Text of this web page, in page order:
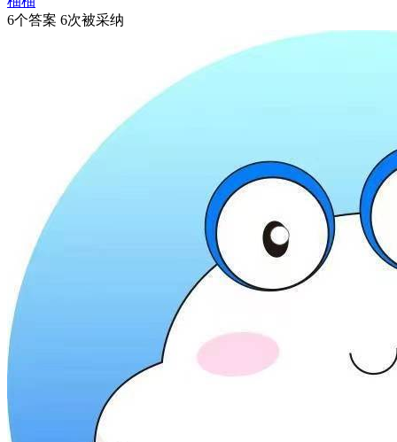
6个答案 6次被采纳